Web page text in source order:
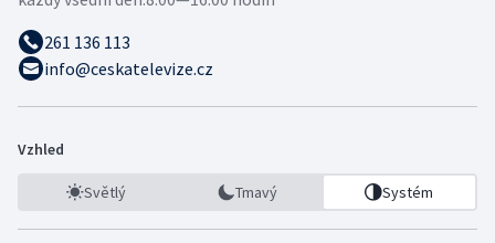
261 136 113
info@ceskatelevize.cz
Vzhled
Světlý Tmavý Systém